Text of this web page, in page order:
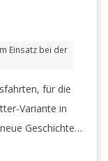
Einsatz bei der
für die
Variante in
Geschichte…